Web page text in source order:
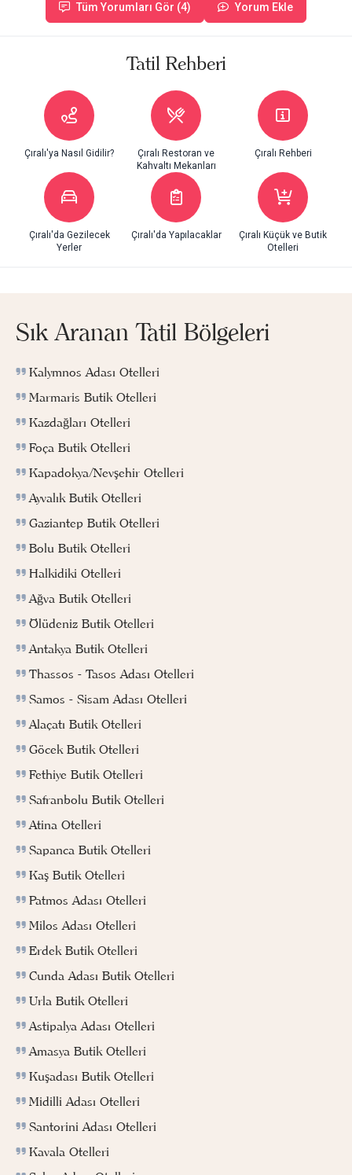
Tüm Yorumları Gör (4) Yorum Ekle
Tatil Rehberi
Çıralı'ya Nasıl Gidilir?
Çıralı Restoran ve
Kahvaltı Mekanları
Çıralı Rehberi
Çıralı'da Gezilecek
Yerler
Çıralı'da Yapılacaklar
Çıralı Küçük ve Butik
Otelleri
Sık Aranan Tatil Bölgeleri
Kalymnos Adası Otelleri
Marmaris Butik Otelleri
Kazdağları Otelleri
Foça Butik Otelleri
Kapadokya/Nevşehir Otelleri
Ayvalık Butik Otelleri
Gaziantep Butik Otelleri
Bolu Butik Otelleri
Halkidiki Otelleri
Ağva Butik Otelleri
Ölüdeniz Butik Otelleri
Antakya Butik Otelleri
Thassos - Tasos Adası Otelleri
Samos - Sisam Adası Otelleri
Alaçatı Butik Otelleri
Göcek Butik Otelleri
Fethiye Butik Otelleri
Safranbolu Butik Otelleri
Atina Otelleri
Sapanca Butik Otelleri
Kaş Butik Otelleri
Patmos Adası Otelleri
Milos Adası Otelleri
Erdek Butik Otelleri
Cunda Adası Butik Otelleri
Urla Butik Otelleri
Astipalya Adası Otelleri
Amasya Butik Otelleri
Kuşadası Butik Otelleri
Midilli Adası Otelleri
Santorini Adası Otelleri
Kavala Otelleri